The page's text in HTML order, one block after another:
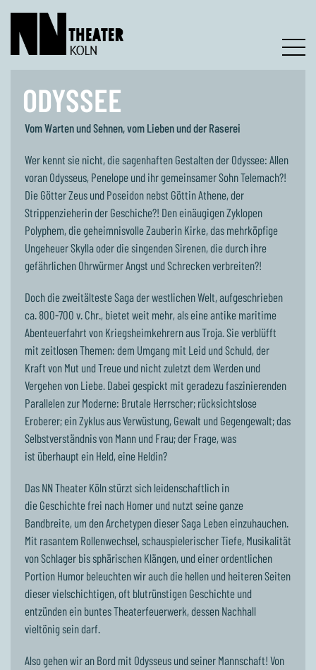
ODYSSEE
Vom Warten und Sehnen, vom Lieben und der Raserei
Wer kennt sie nicht, die sagenhaften Gestalten der Odyssee: Allen
voran Odysseus, Penelope und ihr gemeinsamer Sohn Telemach?!
Die Götter Zeus und Poseidon nebst Göttin Athene, der
Strippenzieherin der Geschiche?! Den einäugigen Zyklopen
Polyphem, die geheimnisvolle Zauberin Kirke, das mehrköpfige
Ungeheuer Skylla oder die singenden Sirenen, die durch ihre
gefährlichen Ohrwürmer Angst und Schrecken verbreiten?!
Doch die zweitälteste Saga der westlichen Welt, aufgeschrieben
ca. 800-700 v. Chr., bietet weit mehr, als eine antike maritime
Abenteuerfahrt von Kriegsheimkehrern aus Troja. Sie verblüfft
mit zeitlosen Themen: dem Umgang mit Leid und Schuld, der
Kraft von Mut und Treue und nicht zuletzt dem Werden und
Vergehen von Liebe. Dabei gespickt mit geradezu faszinierenden
Parallelen zur Moderne: Brutale Herrscher; rücksichtslose
Eroberer; ein Zyklus aus Verwüstung, Gewalt und Gegengewalt; das
Selbstverständnis von Mann und Frau; der Frage, was
ist überhaupt ein Held, eine Heldin?
Das NN Theater Köln stürzt sich leidenschaftlich in
die Geschichte frei nach Homer und nutzt seine ganze
Bandbreite, um den Archetypen dieser Saga Leben einzuhauchen.
Mit rasantem Rollenwechsel, schauspielerischer Tiefe, Musikalität
von Schlager bis sphärischen Klängen, und einer ordentlichen
Portion Humor beleuchten wir auch die hellen und heiteren Seiten
dieser vielschichtigen, oft blutrünstigen Geschichte und
entzünden ein buntes Theaterfeuerwerk, dessen Nachhall
vieltönig sein darf.
Also gehen wir an Bord mit Odysseus und seiner Mannschaft! Von